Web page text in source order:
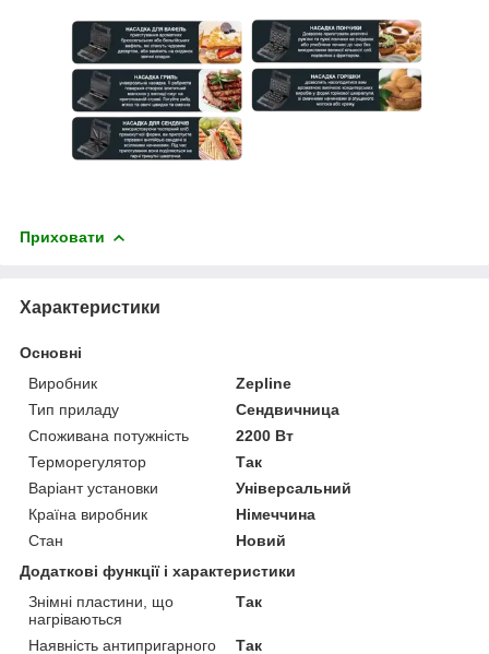
Приховати
Характеристики
Основні
Виробник
Zepline
Тип приладу
Сендвичница
Споживана потужність
2200 Вт
Терморегулятор
Так
Варіант установки
Універсальний
Країна виробник
Німеччина
Стан
Новий
Додаткові функції і характеристики
Знімні пластини, що
нагріваються
Так
Наявність антипригарного
Так